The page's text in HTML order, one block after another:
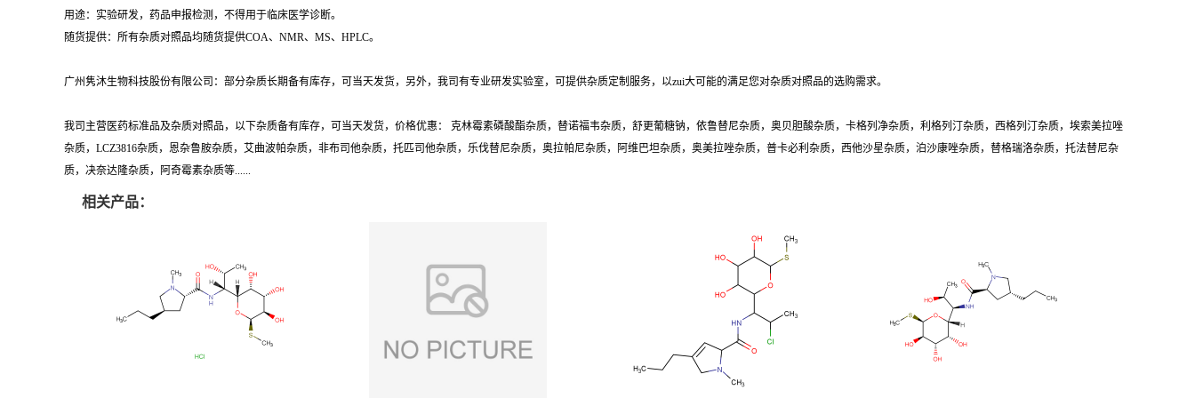
用途：实验研发，药品申报检测，不得用于临床医学诊断。
随货提供：所有杂质对照品均随货提供COA、NMR、MS、HPLC。
广州隽沐生物科技股份有限公司：部分杂质长期备有库存，可当天发货，另外，我司有专业研发实验室，可提供杂质定制服务，以zui大可能的满足您对杂质对照品的选购需求。
我司主营医药标准品及杂质对照品，以下杂质备有库存，可当天发货，价格优惠： 克林霉素磷酸酯杂质，替诺福韦杂质，舒更葡糖钠，依鲁替尼杂质，奥贝胆酸杂质，卡格列净杂质，利格列汀杂质，西格列汀杂质，埃索美拉唑
杂质，LCZ3816杂质，恩杂鲁胺杂质，艾曲波帕杂质，非布司他杂质，托匹司他杂质，乐伐替尼杂质，奥拉帕尼杂质，阿维巴坦杂质，奥美拉唑杂质，普卡必利杂质，西他沙星杂质，泊沙康唑杂质，替格瑞洛杂质，托法替尼杂
质，决奈达隆杂质，阿奇霉素杂质等......
相关产品：